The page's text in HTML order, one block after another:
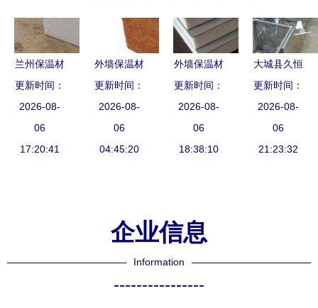
兰州保温材
料选择指南
探秘甘肃实
惠优质的保
温供应与关
更新时间：
2026-08-
06
17:20:41
外墙保温材
料辅助体系
的构建与应
用
更新时间：
2026-08-
06
04:45:20
外墙保温材
料种类详解
性能、特点
与适用场景
更新时间：
2026-08-
06
18:38:10
大城县久恒
保温材料厂
今日行情价
格走势分析
更新时间：
2026-08-
06
21:23:32
企业信息
Information
----------------